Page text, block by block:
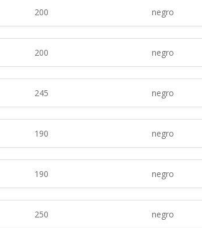
200 negro
200 negro
245 negro
190 negro
190 negro
250 negro